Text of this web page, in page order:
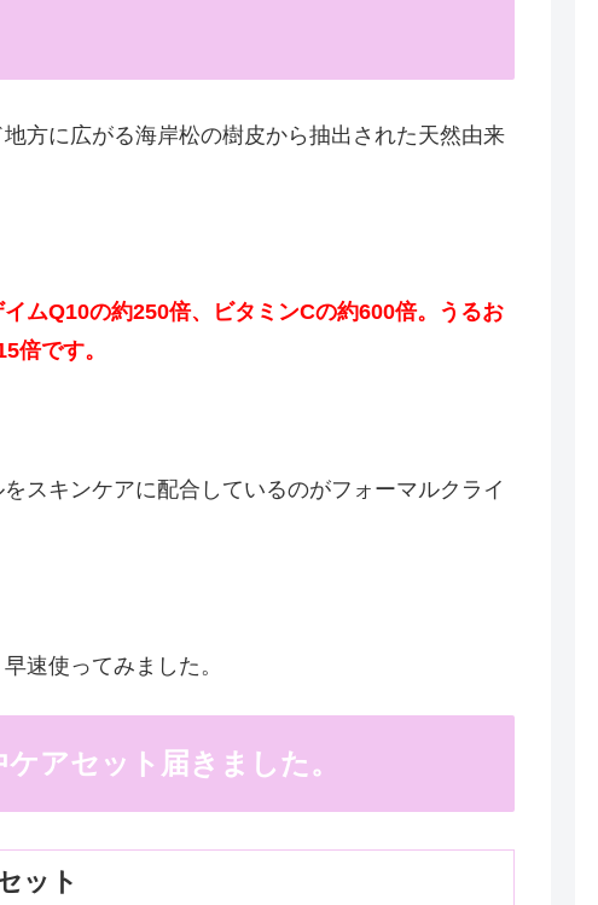
方に広がる海岸松の樹皮から抽出された天然由来
ムQ10の約250倍、ビタミンCの約600倍。うるお
倍です。
スキンケアに配合しているのがフォーマルクライ
速使ってみました。
アセット届きました。
ット